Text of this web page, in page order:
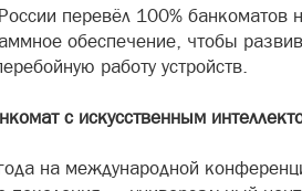
перевёл 100% банкоматов
обеспечение, чтобы
работу устройств.
с искусственным
на международной